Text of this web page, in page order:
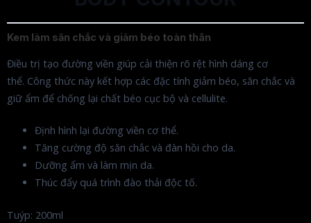
Kem làm săn chắc và giảm béo toàn thân
Điều trị tạo đường viền giúp cải thiện rõ rệt hình dáng cơ
thể. Công thức này kết hợp các đặc tính giảm béo, săn chắc và
giữ ẩm để chống lại chất béo cục bộ và cellulite.
Định hình lại đường viền cơ thể.
Tăng cường độ săn chắc và đàn hồi cho da.
Dưỡng ẩm và làm mịn da.
Thúc đẩy quá trình đào thải độc tố.
Tuýp: 200ml